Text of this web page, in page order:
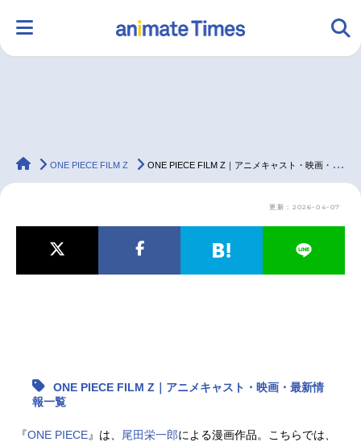
ラジオ みんなの声 グッズ 映画
マンガ・ラノベ ゲーム・アプリ 音楽 コスプレ
アニメ映画一覧 実写化映画一覧
animateTimes
ONE PIECE FILM Z ONE PIECE FILM Z｜アニメキャスト・映画・最新情報一覧
更新：2026-04-07
ONE PIECE FILM Z｜アニメキャスト・映画・最新情
報一覧
『ONE PIECE』は、 尾田栄一郎による漫画作品。こちらでは、